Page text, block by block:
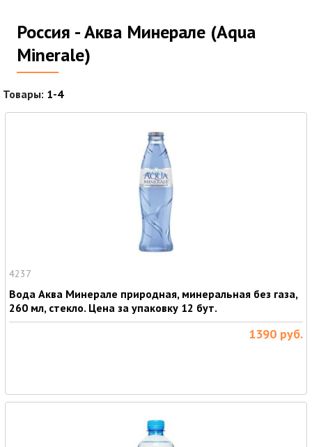
Россия - Аква Минерале (Aqua
Minerale)
Товары: 1-4
4237
Вода Аква Минерале природная, минеральная без газа,
260 мл, стекло. Цена за упаковку 12 бут.
1390 руб.